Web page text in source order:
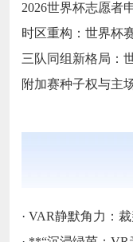
2026世界杯志愿者
时区重构：世界杯
· VAR静默角力：